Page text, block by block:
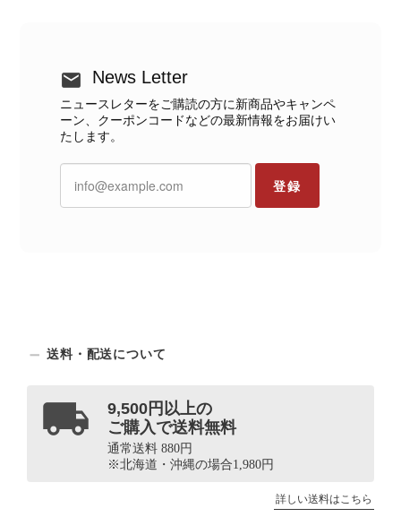
News Letter
ニュースレターをご購読の方に新商品やキャンペ
ーン、クーポンコードなどの最新情報をお届けい
たします。
登録
送料・配送について
9,500円以上の
ご購入で送料無料
通常送料 880円
※北海道・沖縄の場合1,980円
詳しい送料はこちら